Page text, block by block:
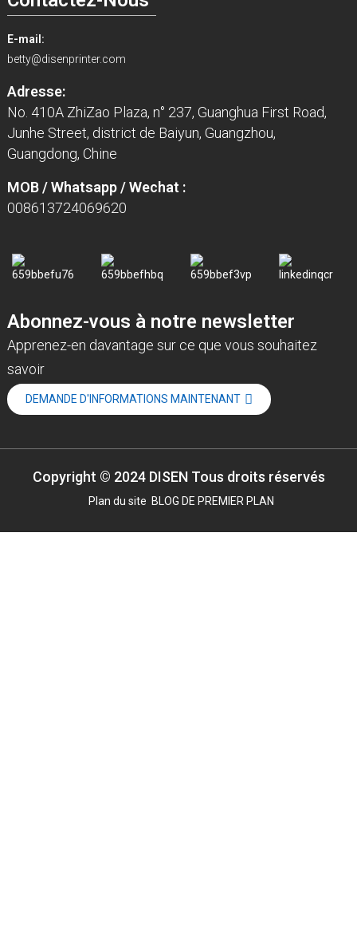
E-mail:
betty@disenprinter.com
Adresse:
No. 410A ZhiZao Plaza, n° 237, Guanghua First Road,
Junhe Street, district de Baiyun, Guangzhou,
Guangdong, Chine
MOB / Whatsapp / Wechat :
008613724069620
Abonnez-vous à notre newsletter
Apprenez-en davantage sur ce que vous souhaitez
savoir
DEMANDE D'INFORMATIONS MAINTENANT
Copyright © 2024 DISEN Tous droits réservés
Plan du site BLOG DE PREMIER PLAN